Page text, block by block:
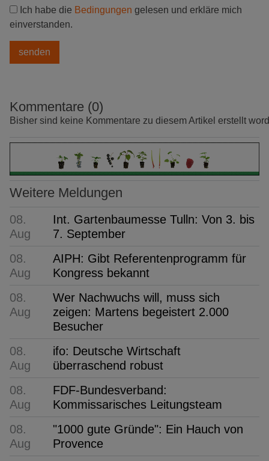
Ich habe die Bedingungen gelesen und erkläre mich
einverstanden.
Kommentare (0)
Bisher sind keine Kommentare zu diesem Artikel erstellt
Weitere Meldungen
08.
Aug
Int. Gartenbaumesse Tulln: Von 3. bis
7. September
08.
Aug
AIPH: Gibt Referentenprogramm für
Kongress bekannt
08.
Aug
Wer Nachwuchs will, muss sich
zeigen: Martens begeistert 2.000
Besucher
08.
Aug
ifo: Deutsche Wirtschaft
überraschend robust
08.
Aug
FDF-Bundesverband:
Kommissarisches Leitungsteam
08.
Aug
"1000 gute Gründe": Ein Hauch von
Provence